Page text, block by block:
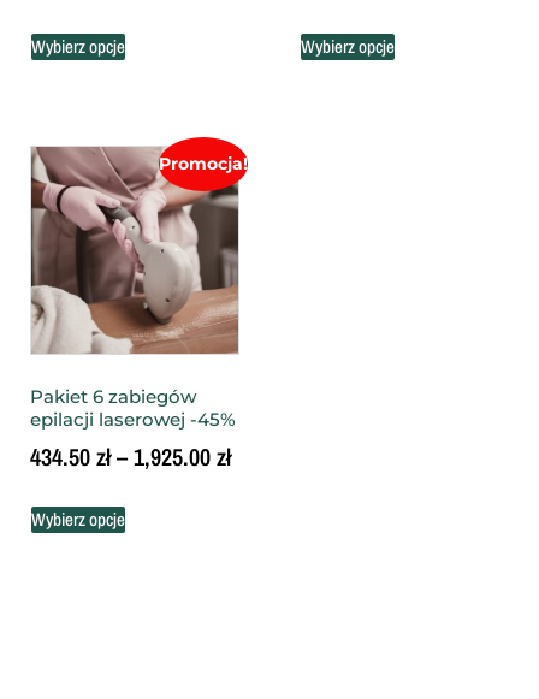
Wybierz opcje Wybierz opcje
Promocja!
Pakiet 6 zabiegów
epilacji laserowej -45%
434.50zł–1,925.00zł
Wybierz opcje